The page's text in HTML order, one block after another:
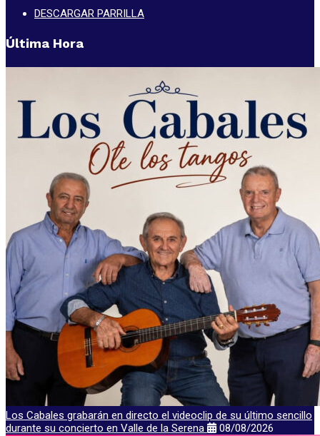
DESCARGAR PARRILLA
Última Hora
Los Cabales grabarán en directo el videoclip de su último sencillo
durante su concierto en Valle de la Serena
08/08/2026